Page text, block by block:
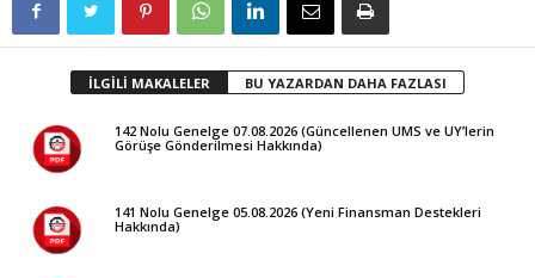
İLGİLİ MAKALELER BU YAZARDAN DAHA FAZLASI
142 Nolu Genelge 07.08.2026 (Güncellenen UMS ve UY’lerin
Görüşe Gönderilmesi Hakkında)
141 Nolu Genelge 05.08.2026 (Yeni Finansman Destekleri
Hakkında)